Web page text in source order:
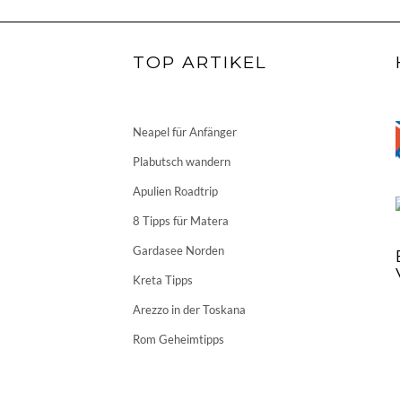
TOP ARTIKEL
Neapel für Anfänger
Plabutsch wandern
Apulien Roadtrip
8 Tipps für Matera
Gardasee Norden
Kreta Tipps
Arezzo in der Toskana
Rom Geheimtipps